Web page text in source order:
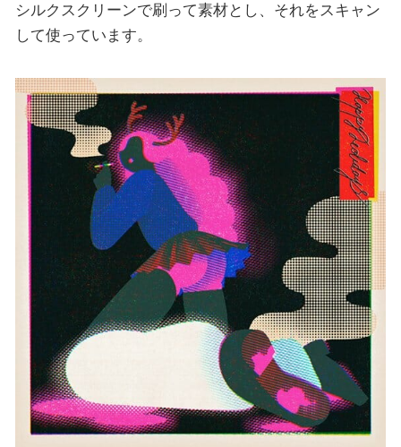
シルクスクリーンで刷って素材とし、それをスキャン
して使っています。